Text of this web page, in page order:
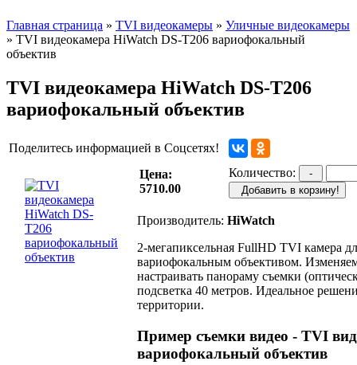
Главная страница » TVI видеокамеры » Уличные видеокамеры
» TVI видеокамера HiWatch DS-T206 вариофокальный
объектив
TVI видеокамера HiWatch DS-T206
вариофокальный объектив
Поделитесь информацией в Соцсетях!
Цена:
5710.00
Количество:
-
Добавить в корзину!
Производитель: HiWatch
2-мегапиксельная FullHD TVI камера
вариофокальным объективом.
настраивать панораму съемки
подсветка 40 метров. Идеальное
территории.
Пример съемки видео - TVI
вариофокальный объектив